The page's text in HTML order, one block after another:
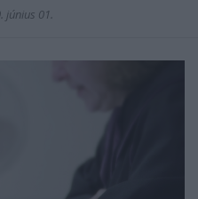
június 01.